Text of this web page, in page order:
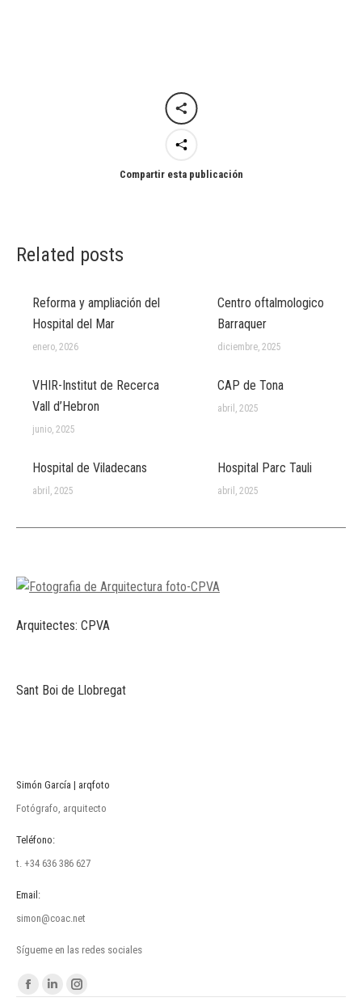
Compartir esta publicación
Related posts
Reforma y ampliación del
Hospital del Mar
enero, 2026
Centro oftalmologico
Barraquer
diciembre, 2025
VHIR-Institut de Recerca
Vall d’Hebron
junio, 2025
CAP de Tona
abril, 2025
Hospital de Viladecans
abril, 2025
Hospital Parc Tauli
abril, 2025
Arquitectes: CPVA
Sant Boi de Llobregat
Simón García | arqfoto
Fotógrafo, arquitecto
Teléfono:
t. +34 636 386 627
Email:
simon@coac.net
Sígueme en las redes sociales
Encuéntranos en:
FacebookLinkedinInstagram